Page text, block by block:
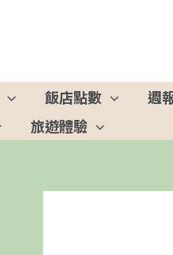
飯店點數 週
旅遊體驗